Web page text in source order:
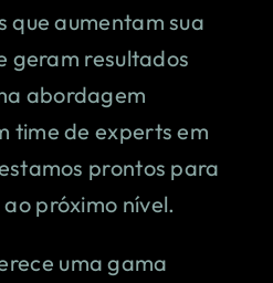
aumentam sua
geram resultados
abordagem
time de experts em
prontos para
próximo nível.
uma gama